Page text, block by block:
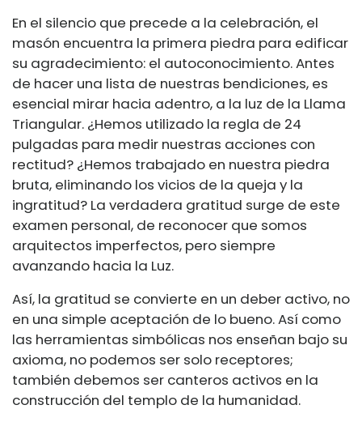
En el silencio que precede a la celebración, el
masón encuentra la primera piedra para edificar
su agradecimiento: el autoconocimiento. Antes
de hacer una lista de nuestras bendiciones, es
esencial mirar hacia adentro, a la luz de la Llama
Triangular. ¿Hemos utilizado la regla de 24
pulgadas para medir nuestras acciones con
rectitud? ¿Hemos trabajado en nuestra piedra
bruta, eliminando los vicios de la queja y la
ingratitud? La verdadera gratitud surge de este
examen personal, de reconocer que somos
arquitectos imperfectos, pero siempre
avanzando hacia la Luz.
Así, la gratitud se convierte en un deber activo, no
en una simple aceptación de lo bueno. Así como
las herramientas simbólicas nos enseñan bajo su
axioma, no podemos ser solo receptores;
también debemos ser canteros activos en la
construcción del templo de la humanidad.